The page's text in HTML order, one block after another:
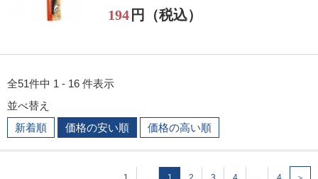
194 円（税込）
全51件中 1 - 16 件表示
並べ替え
新着順
価格の安い順 価格の高い順